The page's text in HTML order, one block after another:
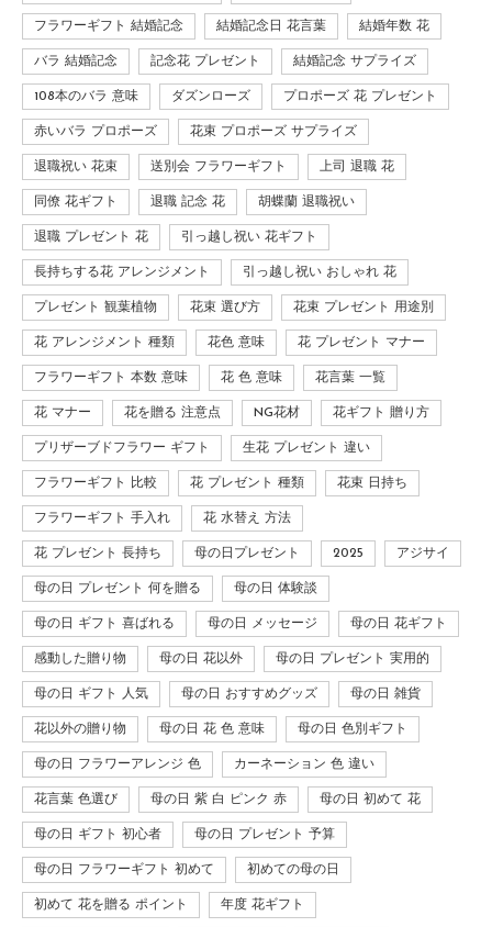
フラワーギフト 結婚記念 結婚記念日 花言葉 結婚年数 花
バラ 結婚記念 記念花 プレゼント 結婚記念 サプライズ
108本のバラ 意味 ダズンローズ プロポーズ 花 プレゼント
赤いバラ プロポーズ 花束 プロポーズ サプライズ
退職祝い 花束 送別会 フラワーギフト 上司 退職 花
同僚 花ギフト 退職 記念 花 胡蝶蘭 退職祝い
退職 プレゼント 花 引っ越し祝い 花ギフト
長持ちする花 アレンジメント 引っ越し祝い おしゃれ 花
プレゼント 観葉植物 花束 選び方 花束 プレゼント 用途別
花 アレンジメント 種類 花色 意味 花 プレゼント マナー
フラワーギフト 本数 意味 花 色 意味 花言葉 一覧
花 マナー 花を贈る 注意点 NG花材 花ギフト 贈り方
プリザーブドフラワー ギフト 生花 プレゼント 違い
フラワーギフト 比較 花 プレゼント 種類 花束 日持ち
フラワーギフト 手入れ 花 水替え 方法
花 プレゼント 長持ち 母の日プレゼント 2025 アジサイ
母の日 プレゼント 何を贈る 母の日 体験談
母の日 ギフト 喜ばれる 母の日 メッセージ 母の日 花ギフト
感動した贈り物 母の日 花以外 母の日 プレゼント 実用的
母の日 ギフト 人気 母の日 おすすめグッズ 母の日 雑貨
花以外の贈り物 母の日 花 色 意味 母の日 色別ギフト
母の日 フラワーアレンジ 色 カーネーション 色 違い
花言葉 色選び 母の日 紫 白 ピンク 赤 母の日 初めて 花
母の日 ギフト 初心者 母の日 プレゼント 予算
母の日 フラワーギフト 初めて 初めての母の日
初めて 花を贈る ポイント 年度 花ギフト